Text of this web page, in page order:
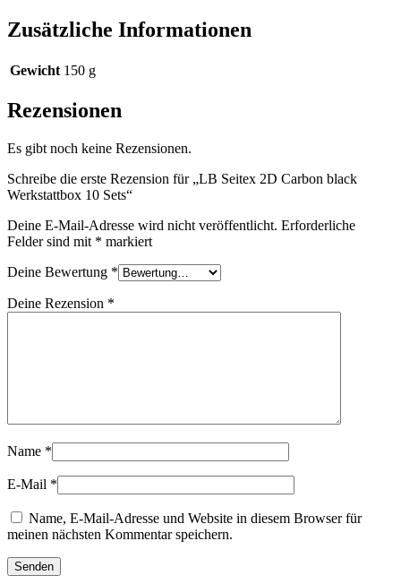
Zusätzliche Informationen
Gewicht 150 g
Rezensionen
Es gibt noch keine Rezensionen.
Schreibe die erste Rezension für „LB Seitex 2D Carbon black
Werkstattbox 10 Sets“
Deine E-Mail-Adresse wird nicht veröffentlicht. Erforderliche
Felder sind mit * markiert
Deine Bewertung *
Deine Rezension *
Name *
E-Mail *
Name, E-Mail-Adresse und Website in diesem Browser für
meinen nächsten Kommentar speichern.